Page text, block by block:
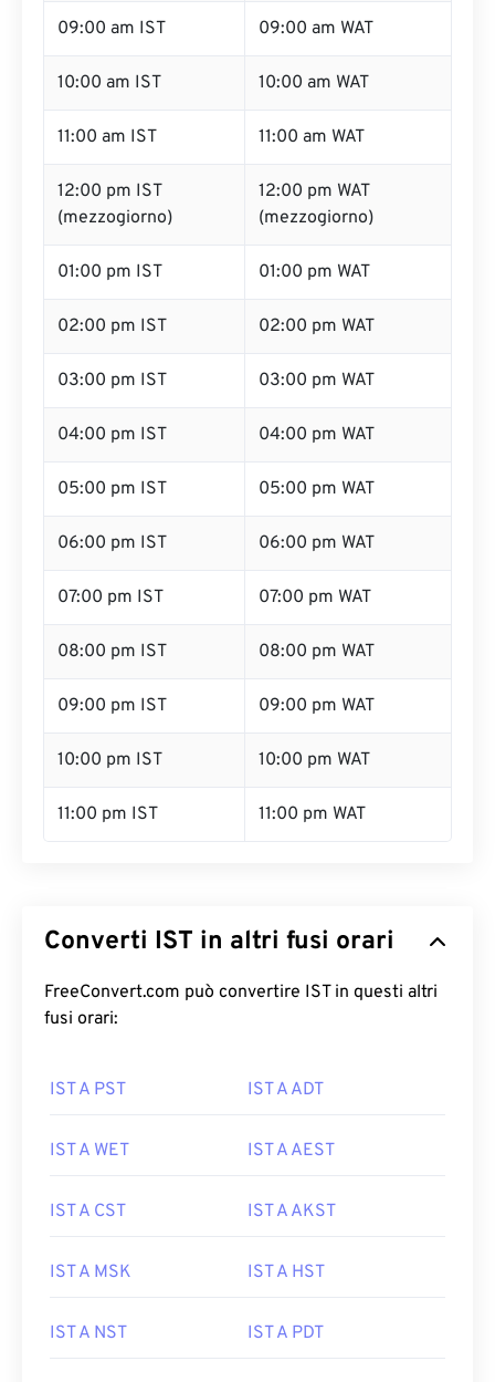
09:00 am IST 09:00 am WAT
10:00 am IST 10:00 am WAT
11:00 am IST 11:00 am WAT
12:00 pm IST
(mezzogiorno)
12:00 pm WAT
(mezzogiorno)
01:00 pm IST 01:00 pm WAT
02:00 pm IST 02:00 pm WAT
03:00 pm IST 03:00 pm WAT
04:00 pm IST 04:00 pm WAT
05:00 pm IST 05:00 pm WAT
06:00 pm IST 06:00 pm WAT
07:00 pm IST 07:00 pm WAT
08:00 pm IST 08:00 pm WAT
09:00 pm IST 09:00 pm WAT
10:00 pm IST 10:00 pm WAT
11:00 pm IST 11:00 pm WAT
Converti IST in altri fusi orari
FreeConvert.com può convertire IST in questi altri
fusi orari:
IST A PST IST A ADT
IST A WET IST A AEST
IST A CST IST A AKST
IST A MSK IST A HST
IST A NST IST A PDT